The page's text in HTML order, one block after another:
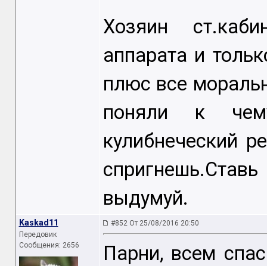
Хозяин
аппарата и
плюс все
поняли к
кулибнеческий
выдумуй.
Kaskad11
Передовик
Сообщения: 2656
#852 От 25/08/2016 20:50
Парни, всем